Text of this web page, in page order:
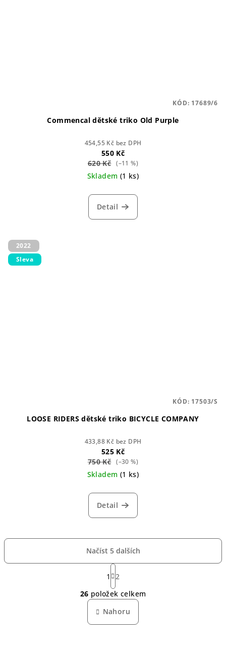
Commencal dětské triko Old Purple
454,55 Kč bez DPH
550 Kč
620 Kč (–11 %)
Skladem (1 ks)
Detail
KÓD: 17689/6
2022
Sleva
LOOSE RIDERS dětské triko BICYCLE COMPANY
433,88 Kč bez DPH
525 Kč
750 Kč (–30 %)
Skladem (1 ks)
Detail
KÓD: 17503/S
O
v
l
á
Načíst 5 dalších
S
t
r
á
n
k
o
1
2
26 položek celkem
Nahoru